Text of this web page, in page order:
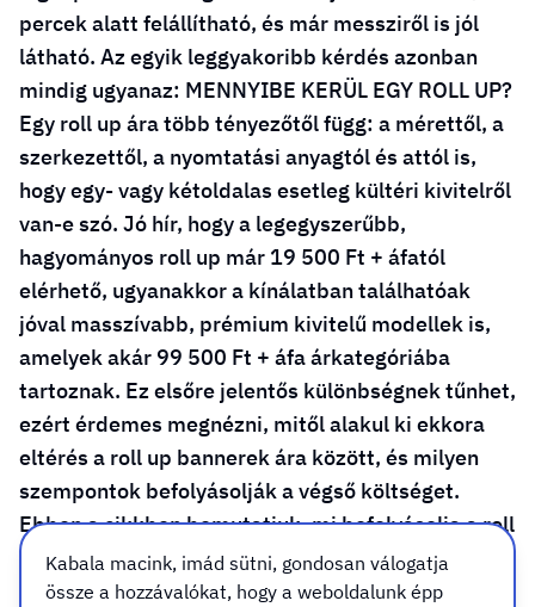
percek alatt felállítható, és már messziről is jól
látható. Az egyik leggyakoribb kérdés azonban
mindig ugyanaz: MENNYIBE KERÜL EGY ROLL UP?
Egy roll up ára több tényezőtől függ: a mérettől, a
szerkezettől, a nyomtatási anyagtól és attól is,
hogy egy- vagy kétoldalas esetleg kültéri kivitelről
van-e szó. Jó hír, hogy a legegyszerűbb,
hagyományos roll up már 19 500 Ft + áfatól
elérhető, ugyanakkor a kínálatban találhatóak
jóval masszívabb, prémium kivitelű modellek is,
amelyek akár 99 500 Ft + áfa árkategóriába
tartoznak. Ez elsőre jelentős különbségnek tűnhet,
ezért érdemes megnézni, mitől alakul ki ekkora
eltérés a roll up bannerek ára között, és milyen
szempontok befolyásolják a végső költséget.
Ebben a cikkben bemutatjuk, mi befolyásolja a roll
up árát, és mire érdemes figyelni rendelés előtt.
Kabala macink, imád sütni, gondosan válogatja
össze a hozzávalókat, hogy a weboldalunk épp